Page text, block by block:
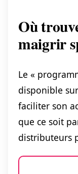
Où
maigrir
Le «
disponible
faciliter son
que ce soit
distributeurs